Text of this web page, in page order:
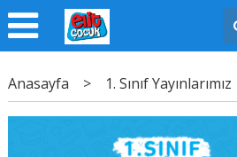
Anasayfa > 1. Sınıf Yayınlarımız